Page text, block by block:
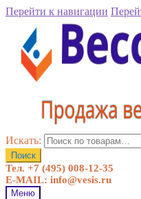
Перейти к навигации
Искать:
Поиск
Тел. +7 (495) 008-12-35
E-MAIL: info@vesis.ru
Меню